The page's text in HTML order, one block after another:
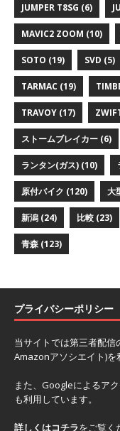
JUMPER T8SG (6)
MAVIC2 ZOOM (10)
SOTO (19) SVD (5)
TARMAC (19)
TRAVOY (17)
ストームブレイカー (6)
ランタン(ガス) (10)
原付バイク (120) 大
新潟 (24) 比較 (23)
青森 (123)
プライバシーポリシー
当サイトでは第三者配信
Amazonアソシエイト)を
また、Googleによるア
も利用しています。
詳しくはコチラをご覧く